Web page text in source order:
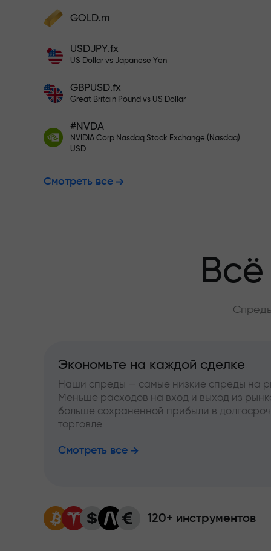
Пополните счёт — и получите бонус в
X1000 — это не опечатка. Чем больше
депозит, тем выше множитель.
Пополните на $333 —
Торгуйте
Бонус до
GOLD.m
USDJPY.fx
US Dollar vs Japanese Yen
GBPUSD.fx
Great Britain Pound vs US Dollar
#NVDA
NVIDIA Corp Nasdaq Stock Exchange (Nasdaq)
USD
Смотреть все
Экономьте на каждой сделке
Наши спреды — самые низкие спреды на
Меньше расходов на вход и выход из
больше сохраненной прибыли в
торговле
Смотреть все
120+ инструментов